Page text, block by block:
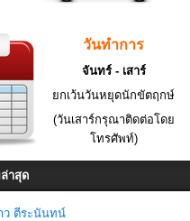
วันทำการ
จันทร์ - เสาร์
ยกเว้นวันหยุดนักขัตฤกษ์
(วันเสาร์กรุณาติดต่อโดย
โทรศัพท์)
าสุด
ว ตีระนันทน์